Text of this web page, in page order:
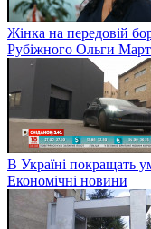
Жінка на передовій
Рубіжного Ольги
В Україні покращать
Економічні новини